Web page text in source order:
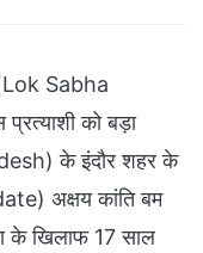
Sabha
को बड़ा
के इंदौर शहर के
अक्षय कांति बम
खिलाफ 17 साल